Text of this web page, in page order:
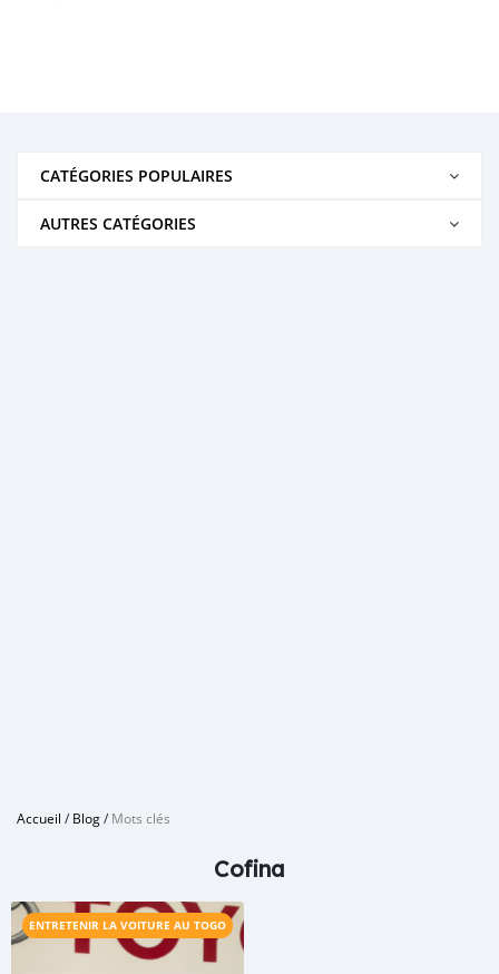
CATÉGORIES POPULAIRES
AUTRES CATÉGORIES
Accueil /Blog/Mots clés
Cofina
ENTRETENIR LA VOITURE AU TOGO